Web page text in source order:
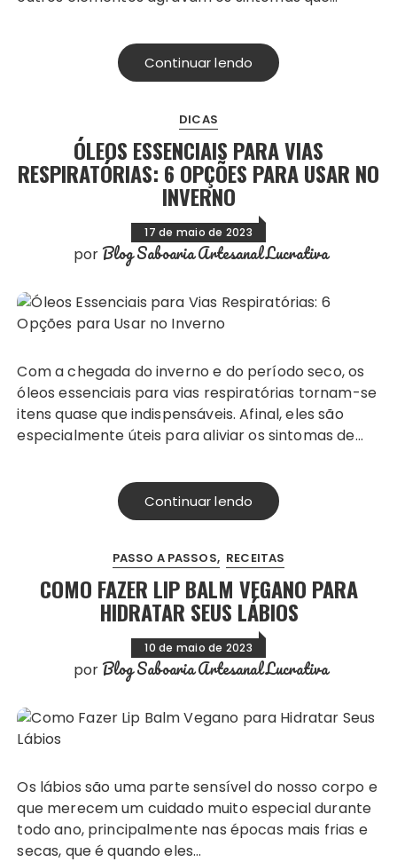
Continuar lendo
DICAS
ÓLEOS ESSENCIAIS PARA VIAS
RESPIRATÓRIAS: 6 OPÇÕES PARA USAR NO
INVERNO
17 de maio de 2023
por Blog Saboaria Artesanal Lucrativa
Com a chegada do inverno e do período seco, os
óleos essenciais para vias respiratórias tornam-se
itens quase que indispensáveis. Afinal, eles são
especialmente úteis para aliviar os sintomas de…
Continuar lendo
PASSO A PASSOS RECEITAS
COMO FAZER LIP BALM VEGANO PARA
HIDRATAR SEUS LÁBIOS
10 de maio de 2023
por Blog Saboaria Artesanal Lucrativa
Os lábios são uma parte sensível do nosso corpo e
que merecem um cuidado muito especial durante
todo ano, principalmente nas épocas mais frias e
secas, que é quando eles…